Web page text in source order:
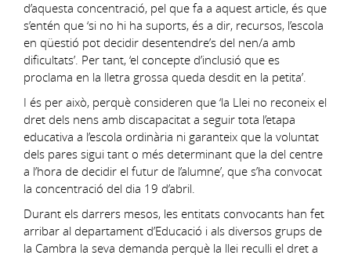
d’aquesta concentració, pel que fa a aquest article, és que
s’entén que ‘si no hi ha suports, és a dir, recursos, l’escola
en qüestió pot decidir desentendre’s del nen/a amb
dificultats’. Per tant, ‘el concepte d’inclusió que es
proclama en la lletra grossa queda desdit en la petita’.
I és per això, perquè consideren que ‘la Llei no reconeix el
dret dels nens amb discapacitat a seguir tota l’etapa
educativa a l’escola ordinària ni garanteix que la voluntat
dels pares sigui tant o més determinant que la del centre
a l’hora de decidir el futur de l’alumne’, que s’ha convocat
la concentració del dia 19 d’abril.
Durant els darrers mesos, les entitats convocants han fet
arribar al departament d’Educació i als diversos grups de
la Cambra la seva demanda perquè la llei reculli el dret a